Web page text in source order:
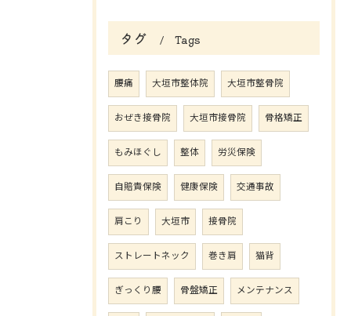
タグ Tags
腰痛 大垣市整体院 大垣市整骨院
おぜき接骨院 大垣市接骨院 骨格矯正
もみほぐし 整体 労災保険
自賠責保険 健康保険 交通事故
肩こり 大垣市 接骨院
ストレートネック 巻き肩 猫背
ぎっくり腰 骨盤矯正 メンテナンス